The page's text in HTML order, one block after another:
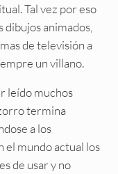
Tal vez por eso
animados,
de televisión a
un villano.
leído muchos
termina
a los
el mundo actual los
de usar y no